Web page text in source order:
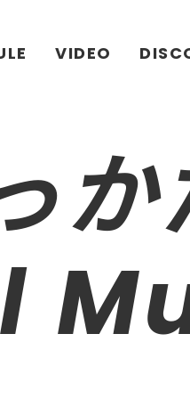
VIDEO
か